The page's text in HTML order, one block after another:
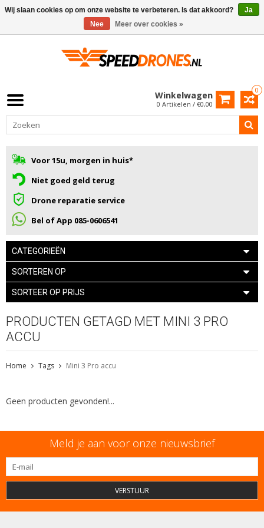
0
Winkelwagen
0 Artikelen / €0,00
Voor 15u, morgen in huis*
Niet goed geld terug
Drone reparatie service
Bel of App 085-0606541
CATEGORIEËN
SORTEREN OP
SORTEER OP PRIJS
PRODUCTEN GETAGD MET MINI 3 PRO
ACCU
Home Tags Mini 3 Pro accu
Geen producten gevonden!...
Meld je aan voor onze nieuwsbrief
VERSTUUR
Wij slaan cookies op om onze website te verbeteren. Is dat akkoord?
Ja
Nee
Meer over cookies »